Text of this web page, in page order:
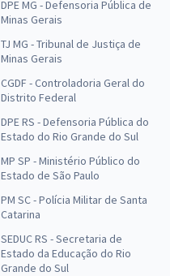
DPE MG - Defensoria Pública de
Minas Gerais
TJ MG - Tribunal de Justiça de
Minas Gerais
CGDF - Controladoria Geral do
Distrito Federal
DPE RS - Defensoria Pública do
Estado do Rio Grande do Sul
MP SP - Ministério Público do
Estado de São Paulo
PM SC - Polícia Militar de Santa
Catarina
SEDUC RS - Secretaria de
Estado da Educação do Rio
Grande do Sul